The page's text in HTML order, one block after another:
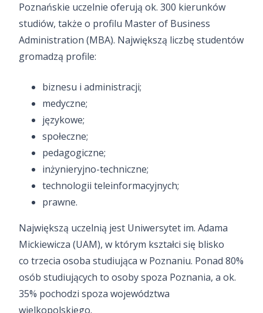
Poznańskie uczelnie oferują ok. 300 kierunków
studiów, także o profilu Master of Business
Administration (MBA). Największą liczbę studentów
gromadzą profile:
biznesu i administracji;
medyczne;
językowe;
społeczne;
pedagogiczne;
inżynieryjno-techniczne;
technologii teleinformacyjnych;
prawne.
Największą uczelnią jest Uniwersytet im. Adama
Mickiewicza (UAM), w którym kształci się blisko
co trzecia osoba studiująca w Poznaniu. Ponad 80%
osób studiujących to osoby spoza Poznania, a ok.
35% pochodzi spoza województwa
wielkopolskiego.